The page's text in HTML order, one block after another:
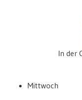
In der
Mittwoch